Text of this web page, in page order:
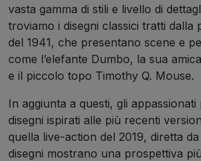
vasta gamma di stili e livello di
troviamo i disegni classici tratti dalla
del 1941, che presentano scene e
come l’elefante Dumbo, la sua
e il piccolo topo Timothy Q. Mouse.
In aggiunta a questi, gli
disegni ispirati alle più recenti
quella live-action del 2019, diretta
disegni mostrano una prospettiva